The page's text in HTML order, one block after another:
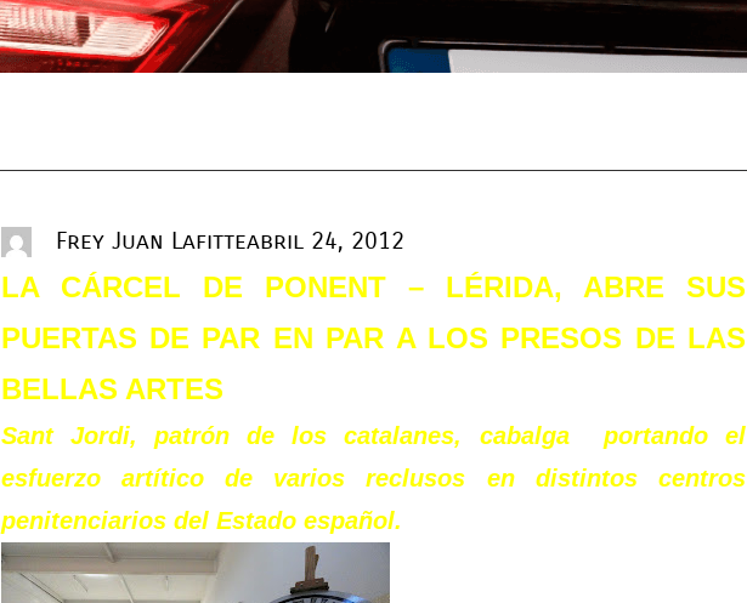
Frey Juan Lafitteabril 24, 2012
LA CÁRCEL DE PONENT – LÉRIDA, ABRE SUS
PUERTAS DE PAR EN PAR A LOS PRESOS DE LAS
BELLAS ARTES
Sant Jordi, patrón de los catalanes, cabalga portando el
esfuerzo artítico de varios reclusos en distintos centros
penitenciarios del Estado español.